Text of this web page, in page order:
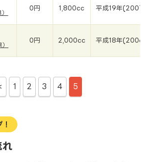
0円 1,800cc 平成19年(2007
0円 2,000cc 平成18年(2006
1 2 3 4 5
れ